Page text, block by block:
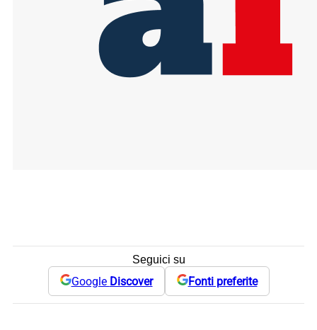
Seguici su
Google Discover Fonti preferite